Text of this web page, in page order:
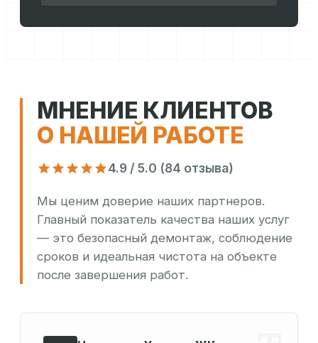
МНЕНИЕ КЛИЕНТОВ
О НАШЕЙ РАБОТЕ
4.9 / 5.0 (84 отзыва)
Мы ценим доверие наших партнеров.
Главный показатель качества наших услуг
— это безопасный демонтаж, соблюдение
сроков и идеальная чистота на объекте
после завершения работ.